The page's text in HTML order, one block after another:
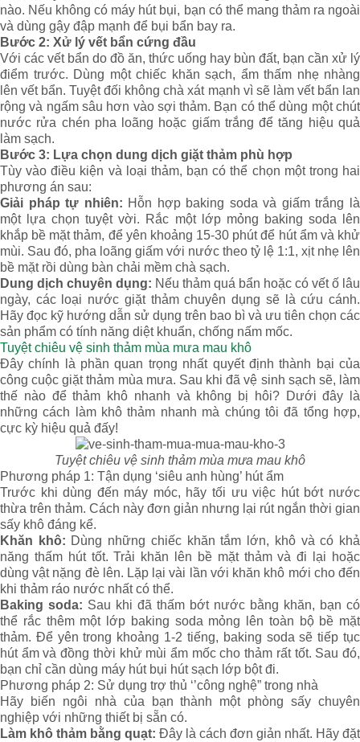
nào. Nếu không có máy hút bụi, bạn có thể mang thảm ra ngoài
và dùng gậy đập mạnh để bụi bẩn bay ra.
Bước 2: Xử lý vết bẩn cứng đầu
Với các vết bẩn do đồ ăn, thức uống hay bùn đất, bạn cần xử lý
điểm trước. Dùng một chiếc khăn sạch, ẩm thấm nhẹ nhàng
lên vết bẩn. Tuyệt đối không chà xát mạnh vì sẽ làm vết bẩn lan
rộng và ngấm sâu hơn vào sợi thảm. Bạn có thể dùng một chút
nước rửa chén pha loãng hoặc giấm trắng để tăng hiệu quả
làm sạch.
Bước 3: Lựa chọn dung dịch giặt thảm phù hợp
Tùy vào điều kiện và loại thảm, bạn có thể chọn một trong hai
phương án sau:
Giải pháp tự nhiên: Hỗn hợp baking soda và giấm trắng là
một lựa chọn tuyệt vời. Rắc một lớp mỏng baking soda lên
khắp bề mặt thảm, để yên khoảng 15-30 phút để hút ẩm và khử
mùi. Sau đó, pha loãng giấm với nước theo tỷ lệ 1:1, xịt nhẹ lên
bề mặt rồi dùng bàn chải mềm chà sạch.
Dung dịch chuyên dụng: Nếu thảm quá bẩn hoặc có vết ố lâu
ngày, các loại nước giặt thảm chuyên dụng sẽ là cứu cánh.
Hãy đọc kỹ hướng dẫn sử dụng trên bao bì và ưu tiên chọn các
sản phẩm có tính năng diệt khuẩn, chống nấm mốc.
Tuyệt chiêu vệ sinh thảm mùa mưa mau khô
Đây chính là phần quan trọng nhất quyết định thành bại của
công cuộc giặt thảm mùa mưa. Sau khi đã vệ sinh sạch sẽ, làm
thế nào để thảm khô nhanh và không bị hôi? Dưới đây là
những cách làm khô thảm nhanh mà chúng tôi đã tổng hợp,
cực kỳ hiệu quả đấy!
Tuyệt chiêu vệ sinh thảm mùa mưa mau khô
Phương pháp 1: Tận dụng ‘siêu anh hùng’ hút ẩm
Trước khi dùng đến máy móc, hãy tối ưu việc hút bớt nước
thừa trên thảm. Cách này đơn giản nhưng lại rút ngắn thời gian
sấy khô đáng kể.
Khăn khô: Dùng những chiếc khăn tắm lớn, khô và có khả
năng thấm hút tốt. Trải khăn lên bề mặt thảm và đi lại hoặc
dùng vật nặng đè lên. Lặp lại vài lần với khăn khô mới cho đến
khi thảm ráo nước nhất có thể.
Baking soda: Sau khi đã thấm bớt nước bằng khăn, bạn có
thể rắc thêm một lớp baking soda mỏng lên toàn bộ bề mặt
thảm. Để yên trong khoảng 1-2 tiếng, baking soda sẽ tiếp tục
hút ẩm và đồng thời khử mùi ẩm mốc cho thảm rất tốt. Sau đó,
bạn chỉ cần dùng máy hút bụi hút sạch lớp bột đi.
Phương pháp 2: Sử dụng trợ thủ ‘’công nghệ” trong nhà
Hãy biến ngôi nhà của bạn thành một phòng sấy chuyên
nghiệp với những thiết bị sẵn có.
Làm khô thảm bằng quạt: Đây là cách đơn giản nhất. Hãy đặt